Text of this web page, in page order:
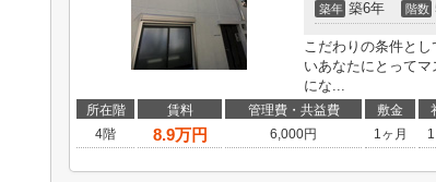
築年 築6年 階数
こだわりの条件と
いあなたにとって
にな...
所在階 賃料 管理費・共益費 敷金
4階
8.9万円 6,000円 1ヶ月